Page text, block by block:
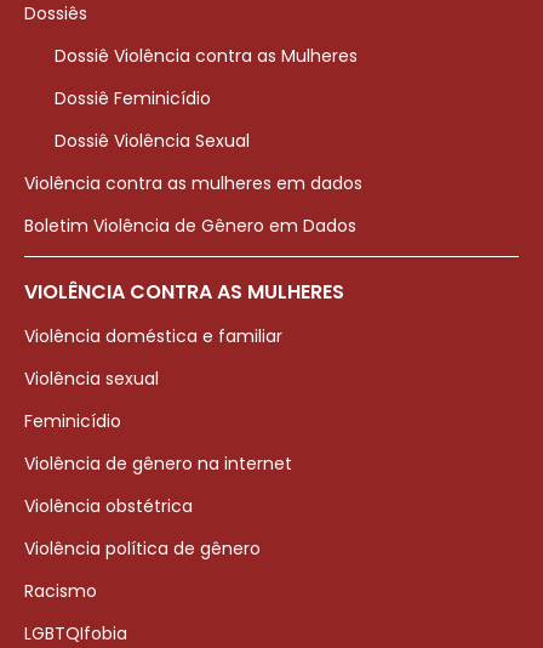
Dossiês
Dossiê Violência contra as Mulheres
Dossiê Feminicídio
Dossiê Violência Sexual
Violência contra as mulheres em dados
Boletim Violência de Gênero em Dados
VIOLÊNCIA CONTRA AS MULHERES
Violência doméstica e familiar
Violência sexual
Feminicídio
Violência de gênero na internet
Violência obstétrica
Violência política de gênero
Racismo
LGBTQIfobia